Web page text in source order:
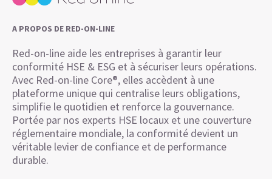
A PROPOS DE RED-ON-LINE
Red-on-line aide les entreprises à garantir leur
conformité HSE & ESG et à sécuriser leurs opérations.
Avec Red-on-line Core®, elles accèdent à une
plateforme unique qui centralise leurs obligations,
simplifie le quotidien et renforce la gouvernance.
Portée par nos experts HSE locaux et une couverture
réglementaire mondiale, la conformité devient un
véritable levier de confiance et de performance
durable.